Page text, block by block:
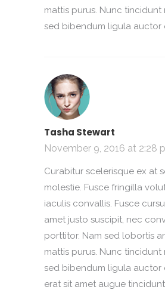
mattis purus. Nunc tincidunt
sed bibendum ligula auctor
Tasha Stewart
November 9, 2016 at 2:28
Curabitur scelerisque ex at
molestie. Fusce fringilla
iaculis convallis. Fusce
amet justo suscipit, nec
porttitor. Nam sed lobortis
mattis purus. Nunc tincidunt
sed bibendum ligula auctor
erat sit amet augue